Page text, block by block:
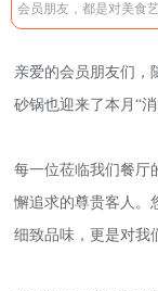
会员朋友，都是对美食
亲爱的会员朋友们，
砂锅也迎来了本月“
每一位莅临我们餐厅
懈追求的尊贵客人。
细致品味，更是对我